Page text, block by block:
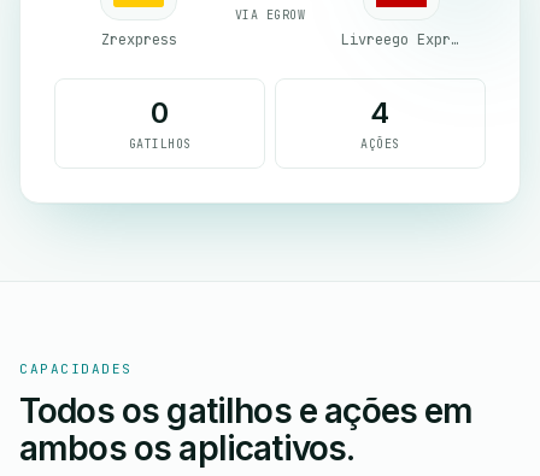
Zrexpress
VIA EGROW
Livreego Expresse
0
GATILHOS
4
AÇÕES
CAPACIDADES
Todos os gatilhos e ações em
ambos os aplicativos.